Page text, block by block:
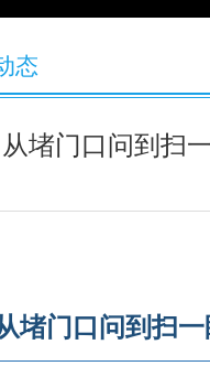
态
从堵门口问到扫
堵门口问到扫